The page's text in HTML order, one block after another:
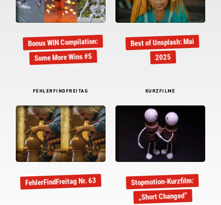
Bonus WIN Compilation:
Some More Wins #5
Best of Unsplash: Mai
2025
FEHLERFINDFREITAG
FehlerFindFreitag Nr. 63
KURZFILME
Stopmotion-Kurzfilm:
„Short Changed“